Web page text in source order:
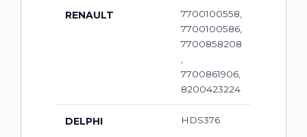
RENAULT
7700100558,
7700100586,
7700858208
7700861906,
8200423224
DELPHI HDS376